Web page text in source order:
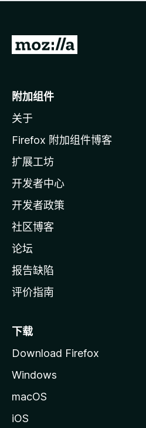
无
转
o
i
l
a
主
页
附加组件
关于
Firefox 附加组件博客
扩展工坊
开发者中心
开发者政策
社区博客
论坛
报告缺陷
评价指南
下载
Download Firefox
Windows
macOS
iOS